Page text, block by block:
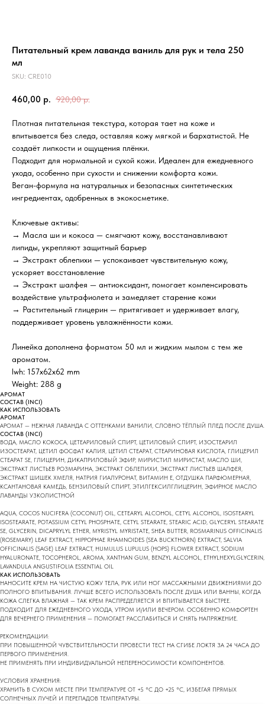
Питательный крем лаванда ваниль для рук и тела 250
мл
SKU: CRE010
460,00 р. 920,00 р.
Плотная питательная текстура, которая тает на коже и
впитывается без следа, оставляя кожу мягкой и бархатистой. Не
создаёт липкости и ощущения плёнки.
Подходит для нормальной и сухой кожи. Идеален для ежедневного
ухода, особенно при сухости и снижении комфорта кожи.
Веган-формула на натуральных и безопасных синтетических
ингредиентах, одобренных в экокосметике.
Ключевые активы:
→ Масла ши и кокоса — смягчают кожу, восстанавливают
липиды, укрепляют защитный барьер
→ Экстракт облепихи — успокаивает чувствительную кожу,
ускоряет восстановление
→ Экстракт шалфея — антиоксидант, помогает компенсировать
воздействие ультрафиолета и замедляет старение кожи
→ Растительный глицерин — притягивает и удерживает влагу,
поддерживает уровень увлажнённости кожи.
Линейка дополнена форматом 50 мл и жидким мылом с тем же
ароматом.
lwh: 157x62x62 mm
Weight: 288 g
АРОМАТ
СОСТАВ (INCI)
КАК ИСПОЛЬЗОВАТЬ
АРОМАТ
АРОМАТ — НЕЖНАЯ ЛАВАНДА С ОТТЕНКАМИ ВАНИЛИ, СЛОВНО ТЁПЛЫЙ ПЛЕД ПОСЛЕ ДУША.
СОСТАВ (INCI)
ВОДА, МАСЛО КОКОСА, ЦЕТЕАРИЛОВЫЙ СПИРТ, ЦЕТИЛОВЫЙ СПИРТ, ИЗОСТЕАРИЛ
ИЗОСТЕАРАТ, ЦЕТИЛ ФОСФАТ КАЛИЯ, ЦЕТИЛ СТЕАРАТ, СТЕАРИНОВАЯ КИСЛОТА, ГЛИЦЕРИЛ
СТЕАРАТ SE, ГЛИЦЕРИН, ДИКАПРИЛОВЫЙ ЭФИР, МИРИСТИЛ МИРИСТАТ, МАСЛО ШИ,
ЭКСТРАКТ ЛИСТЬЕВ РОЗМАРИНА, ЭКСТРАКТ ОБЛЕПИХИ, ЭКСТРАКТ ЛИСТЬЕВ ШАЛФЕЯ,
ЭКСТРАКТ ШИШЕК ХМЕЛЯ, НАТРИЯ ГИАЛУРОНАТ, ВИТАМИН Е, ОТДУШКА ПАРФЮМЕРНАЯ,
КСАНТАНОВАЯ КАМЕДЬ, БЕНЗИЛОВЫЙ СПИРТ, ЭТИЛГЕКСИЛГЛИЦЕРИН, ЭФИРНОЕ МАСЛО
ЛАВАНДЫ УЗКОЛИСТНОЙ
AQUA, COCOS NUCIFERA (COCONUT) OIL, CETEARYL ALCOHOL, CETYL ALCOHOL, ISOSTEARYL
ISOSTEARATE, POTASSIUM CETYL PHOSPHATE, CETYL STEARATE, STEARIC ACID, GLYCERYL STEARATE
SE, GLYCERIN, DICAPRYLYL ETHER, MYRISTYL MYRISTATE, SHEA BUTTER, ROSMARINUS OFFICINALIS
(ROSEMARY) LEAF EXTRACT, HIPPOPHAE RHAMNOIDES (SEA BUCKTHORN) EXTRACT, SALVIA
OFFICINALIS (SAGE) LEAF EXTRACT, HUMULUS LUPULUS (HOPS) FLOWER EXTRACT, SODIUM
HYALURONATE, TOCOPHEROL, AROMA, XANTHAN GUM, BENZYL ALCOHOL, ETHYLHEXYLGLYCERIN,
LAVANDULA ANGUSTIFOLIA ESSENTIAL OIL
КАК ИСПОЛЬЗОВАТЬ
НАНОСИТЕ КРЕМ НА ЧИСТУЮ КОЖУ ТЕЛА, РУК ИЛИ НОГ МАССАЖНЫМИ ДВИЖЕНИЯМИ ДО
ПОЛНОГО ВПИТЫВАНИЯ. ЛУЧШЕ ВСЕГО ИСПОЛЬЗОВАТЬ ПОСЛЕ ДУША ИЛИ ВАННЫ, КОГДА
КОЖА СЛЕГКА ВЛАЖНАЯ — ТАК КРЕМ РАСПРЕДЕЛЯЕТСЯ И ВПИТЫВАЕТСЯ БЫСТРЕЕ.
ПОДХОДИТ ДЛЯ ЕЖЕДНЕВНОГО УХОДА, УТРОМ И/ИЛИ ВЕЧЕРОМ. ОСОБЕННО КОМФОРТЕН
ДЛЯ ВЕЧЕРНЕГО ПРИМЕНЕНИЯ — ПОМОГАЕТ РАССЛАБИТЬСЯ И СНЯТЬ НАПРЯЖЕНИЕ.
РЕКОМЕНДАЦИИ:
ПРИ ПОВЫШЕННОЙ ЧУВСТВИТЕЛЬНОСТИ ПРОВЕСТИ ТЕСТ НА СГИБЕ ЛОКТЯ ЗА 24 ЧАСА ДО
ПЕРВОГО ПРИМЕНЕНИЯ.
НЕ ПРИМЕНЯТЬ ПРИ ИНДИВИДУАЛЬНОЙ НЕПЕРЕНОСИМОСТИ КОМПОНЕНТОВ.
УСЛОВИЯ ХРАНЕНИЯ:
ХРАНИТЬ В СУХОМ МЕСТЕ ПРИ ТЕМПЕРАТУРЕ ОТ +5 °C ДО +25 °C, ИЗБЕГАЯ ПРЯМЫХ
СОЛНЕЧНЫХ ЛУЧЕЙ И ПЕРЕПАДОВ ТЕМПЕРАТУРЫ.